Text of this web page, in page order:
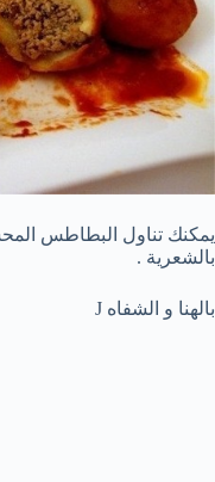
يمكنك تناول البطاطس
بالشعرية .
بالهنا و الشفاه J